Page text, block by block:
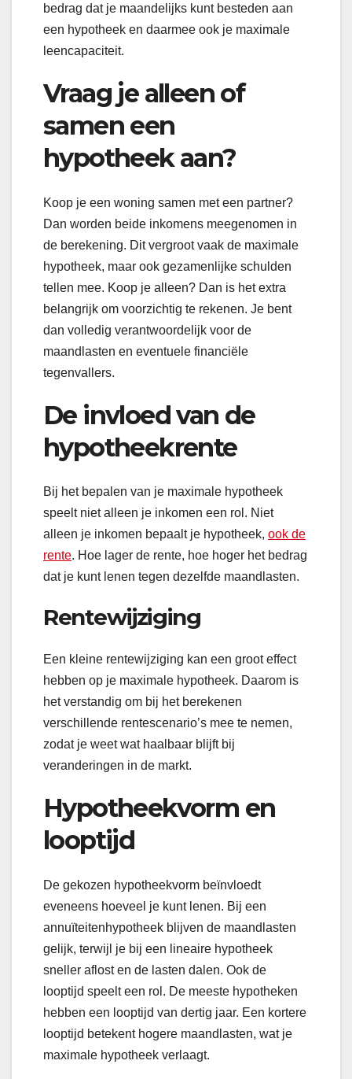
bedrag dat je maandelijks kunt besteden aan
een hypotheek en daarmee ook je maximale
leencapaciteit.
Vraag je alleen of
samen een
hypotheek aan?
Koop je een woning samen met een partner?
Dan worden beide inkomens meegenomen in
de berekening. Dit vergroot vaak de maximale
hypotheek, maar ook gezamenlijke schulden
tellen mee. Koop je alleen? Dan is het extra
belangrijk om voorzichtig te rekenen. Je bent
dan volledig verantwoordelijk voor de
maandlasten en eventuele financiële
tegenvallers.
De invloed van de
hypotheekrente
Bij het bepalen van je maximale hypotheek
speelt niet alleen je inkomen een rol. Niet
alleen je inkomen bepaalt je hypotheek, ook de
rente. Hoe lager de rente, hoe hoger het bedrag
dat je kunt lenen tegen dezelfde maandlasten.
Rentewijziging
Een kleine rentewijziging kan een groot effect
hebben op je maximale hypotheek. Daarom is
het verstandig om bij het berekenen
verschillende rentescenario’s mee te nemen,
zodat je weet wat haalbaar blijft bij
veranderingen in de markt.
Hypotheekvorm en
looptijd
De gekozen hypotheekvorm beïnvloedt
eveneens hoeveel je kunt lenen. Bij een
annuïteitenhypotheek blijven de maandlasten
gelijk, terwijl je bij een lineaire hypotheek
sneller aflost en de lasten dalen. Ook de
looptijd speelt een rol. De meeste hypotheken
hebben een looptijd van dertig jaar. Een kortere
looptijd betekent hogere maandlasten, wat je
maximale hypotheek verlaagt.